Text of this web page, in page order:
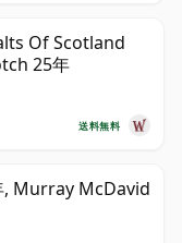
Of Scotland
25年
送料無料
Murray McDavid